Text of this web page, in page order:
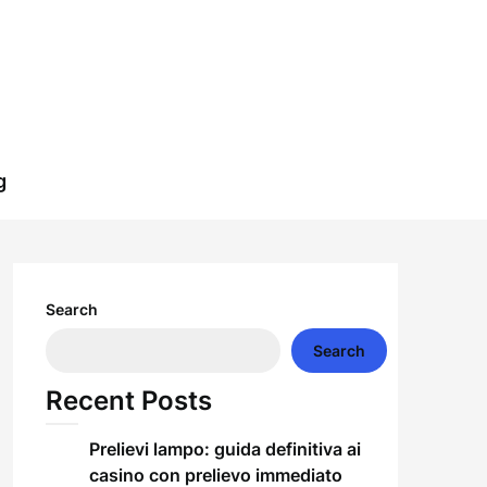
Search
Search
Recent Posts
Prelievi lampo: guida definitiva ai
casino con prelievo immediato